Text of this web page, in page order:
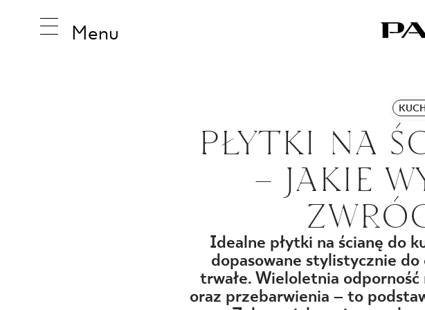
Menu
INSPIRACJE
PRODUKTY
KOLEKCJE
PŁYTKI NA
– JAKIE
Idealne płytki na ścianę do
dopasowane stylistycznie
trwałe. Wieloletnia odporność
oraz przebarwienia – to